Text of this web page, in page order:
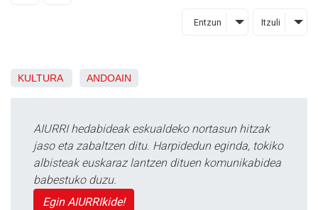
Entzun Itzuli
KULTURA ANDOAIN
AIURRI hedabideak eskualdeko nortasun hitzak
jaso eta zabaltzen ditu. Harpidedun eginda, tokiko
albisteak euskaraz lantzen dituen komunikabidea
babestuko duzu.
Egin AIURRIkide!